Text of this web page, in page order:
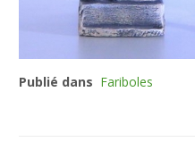
Publié dans Fariboles